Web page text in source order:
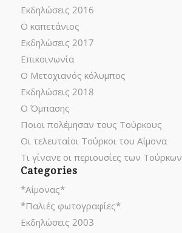
Εκδηλώσεις 2016
Ο καπετάνιος
Εκδηλώσεις 2017
Επικοινωνία
Ο Μετοχιανός κόλυμπος
Εκδηλώσεις 2018
Ο Όμπασης
Ποιοι πολέμησαν τους Τούρκους
Οι τελευταίοι Τούρκοι του Αΐμονα
Τι γίνανε οι περιουσίες των Τούρκων
Categories
*Αΐμονας*
*Παλιές φωτογραφίες*
Εκδηλώσεις 2003